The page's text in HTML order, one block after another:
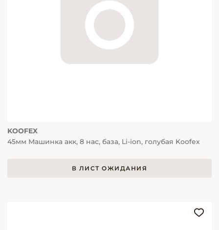
KOOFEX
45мм Машинка акк, 8 нас, база, Li-ion, голубая Koofex
В ЛИСТ ОЖИДАНИЯ